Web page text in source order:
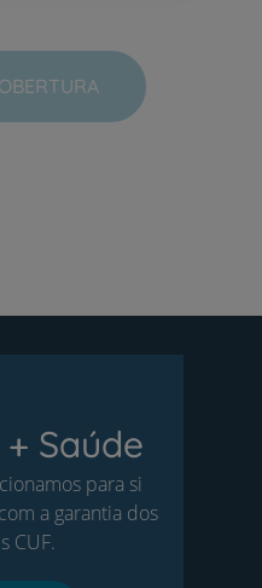
Saúde
para si
a garantia dos
CUF.